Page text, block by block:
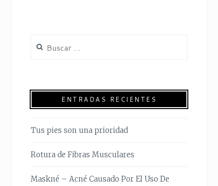
ENTRADAS RECIENTES
Tus pies son una prioridad
Rotura de Fibras Musculares
Maskné – Acné Causado Por El Uso De